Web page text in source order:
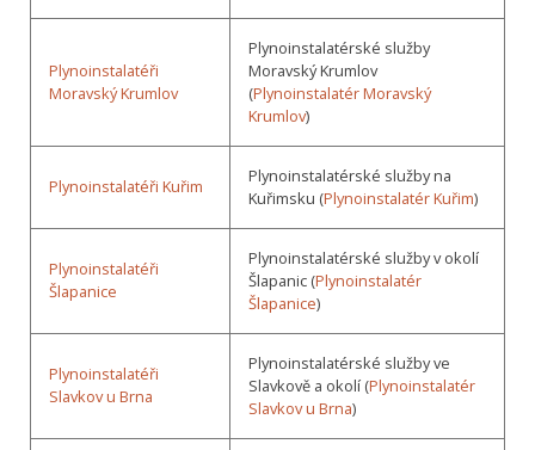
Plynoinstalatéři
Moravský Krumlov
Plynoinstalatérské služby
Moravský Krumlov
(Plynoinstalatér Moravský
Krumlov)
Plynoinstalatéři Kuřim
Plynoinstalatérské služby na
Kuřimsku (Plynoinstalatér Kuřim)
Plynoinstalatéři
Šlapanice
Plynoinstalatérské služby v okolí
Šlapanic (Plynoinstalatér
Šlapanice)
Plynoinstalatéři
Slavkov u Brna
Plynoinstalatérské služby ve
Slavkově a okolí (Plynoinstalatér
Slavkov u Brna)